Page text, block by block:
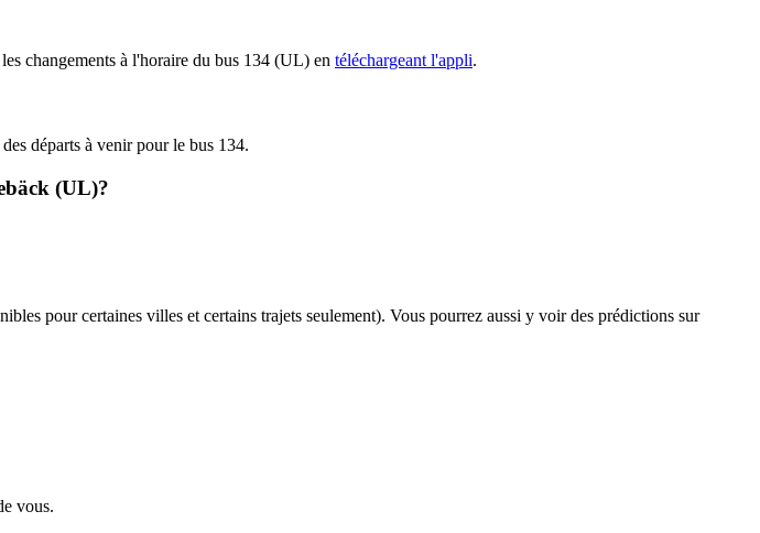
changements à l'horaire du bus 134 (UL) en téléchargeant l'appli.
départs à venir pour le bus 134.
(UL)?
pour certaines villes et certains trajets seulement). Vous pourrez aussi y voir des prédictions sur
vous.